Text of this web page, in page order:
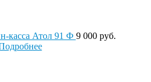
касса Атол 91 Ф 9 000 руб.